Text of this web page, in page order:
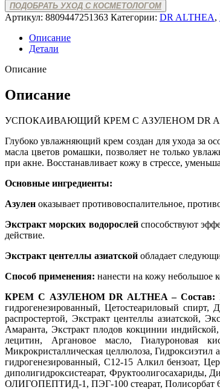
ПОДОБРАТЬ УХОД С КОСМЕТОЛОГОМ
Артикул: 8809447251363 Категории: DR ALTHEA,
Описание
Детали
Описание
Описание
УСПОКАИВАЮЩИЙ КРЕМ С АЗУЛЕНОМ DR
Глубоко увлажняющий крем создан для ухода за
масла цветов ромашки, позволяет не только
при акне. Восстанавливает кожу в стрессе,
Основные ингредиенты:
Азулен оказывает противовоспалительное,
Экстракт морских водорослейспособствуют
действие.
Экстракт центеллы азиатской обладает
Способ применения: нанести на кожу небольшое
КРЕМ С АЗУЛЕНОМ DR ALTHEA – Состав:
гидрогенезированный, Цетостеариловый спирт,
распростертой, Экстракт центеллы азиатской,
Амаранта, Экстракт плодов кокцинии
лецитин, Аргановое масло, Гиалуроновая
Микрокристаллическая целлюлоза, Гидроксиэтил
гидрогенезированный, С12-15 Алкил бензоат,
диполигидроксистеарат, Фруктоолигосахариды,
ОЛИГОПЕПТИД-1, ПЭГ-100 стеарат, Полисорбат